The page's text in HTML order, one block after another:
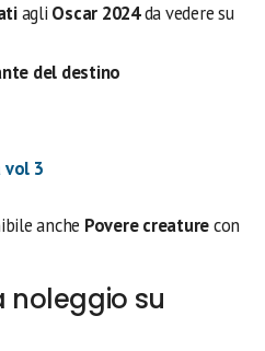
agli Oscar 2024da vedere su
del destino
vol 3
anche Povere creaturecon
noleggio su